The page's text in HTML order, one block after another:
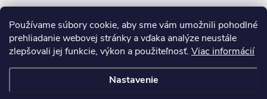
Používame súbory cookie, aby sme vám umožnili pohodlné
prehliadanie webovej stránky a vďaka analýze neustále
zlepšovali jej funkcie, výkon a použiteľnosť. Viac informácií
Nastavenie